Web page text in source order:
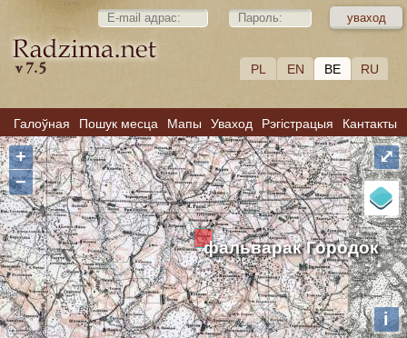
PL EN BE RU
Галоўная Пошук месца Мапы Уваход Рэгістрацыя Кантакты
фальварак Городок
+
−
i
⤢